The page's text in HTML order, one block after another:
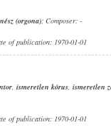
(orgona); Composer: -
of publication: 1970-01-01
, ismeretlen kórus, ismeretlen
of publication: 1970-01-01